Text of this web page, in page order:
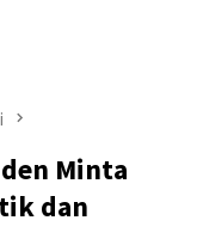
Minta
dan